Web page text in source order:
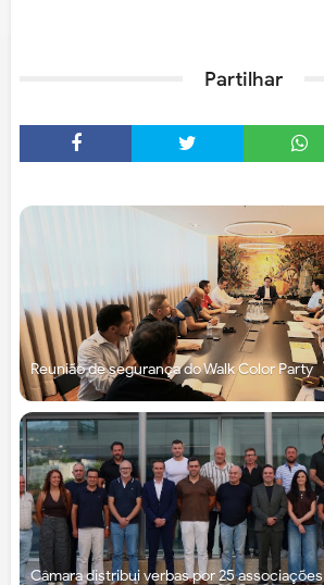
Partilhar
Reunião de segurança do Walk Color Party
Câmara distribui verbas por 25 associações